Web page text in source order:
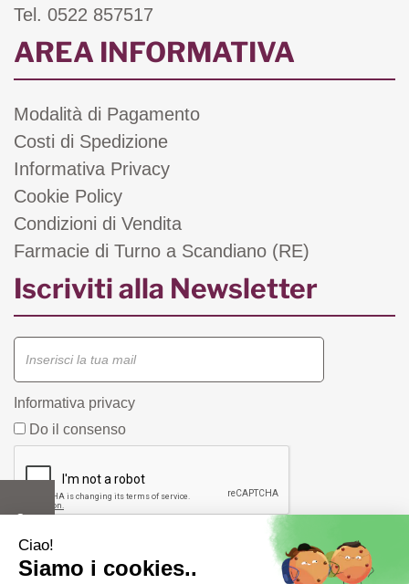
Tel. 0522 857517
AREA INFORMATIVA
Modalità di Pagamento
Costi di Spedizione
Informativa Privacy
Cookie Policy
Condizioni di Vendita
Farmacie di Turno a Scandiano (RE)
Iscriviti alla Newsletter
Informativa privacy
Do il consenso